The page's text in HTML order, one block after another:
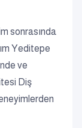
sonrasında
Yeditepe
ve
Diş